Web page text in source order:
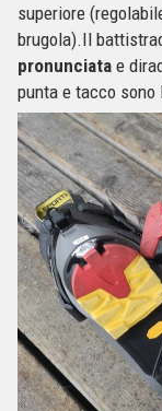
superiore
brugola).Il
pronunciata e
punta e tacco